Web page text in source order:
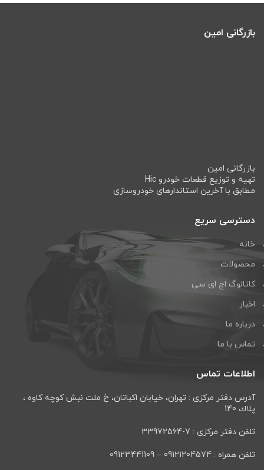
بازرگانی امین
بازرگانی امین
تهیه و توزیع قطعات خودرو Hic
مطابق با آخرین استاندارهای خودروسازی
دسترسی سریع
خانه
محصولات
کاتالوگ اچ ای سی
اخبار
درباره ما
تماس با ما
اطلاعات تماس
آدرس دفتر مرکزی : تهران، خيابان اكباتان، خ ملت نبش كوچه كاوه ،
پلاك 140
تلفن دفتر مرکزی : 7-33972564
تلفن همراه : 09121204574 – 09123441109